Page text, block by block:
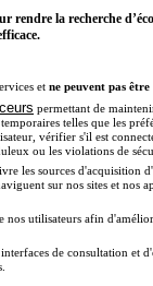
rendre la recherche
et ne peuvent pas être
permettant de
telles que les
vérifier s'il est
ou les violations de
les sources d'acquisition
sur nos sites et nos
nos utilisateurs afin
de consultation et